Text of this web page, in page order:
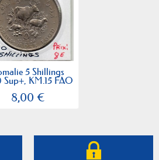
5 Shillings
Sup+, KM.15 FAO
8,00 €